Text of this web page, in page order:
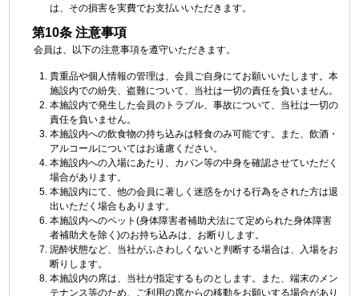
は、その損害を実費でお支払いいただきます。
第10条 注意事項
会員は、以下の注意事項を遵守いただきます。
貴重品や個人情報の管理は、会員ご自身にてお願いいたします。本
施設内での紛失、盗難について、当社は一切の責任を負いません。
本施設内で発生した会員のトラブル、事故について、当社は一切の
責任を負いません。
本施設内への飲食物の持ち込みは軽食のみ可能です。また、飲酒・
アルコールについてはお遠慮ください。
本施設内への入場にあたり、カバン等の中身を確認させていただく
場合があります。
本施設内にて、他の会員に著しく迷惑をかける行為をされた方は退
出いただく場合もあります。
本施設内へのペット(身体障害者補助犬法にて定められた身体障害
者補助犬を除く)のお持ち込みは、お断りします。
泥酔状態など、当社がふさわしくないと判断する場合は、入場をお
断りします。
本施設内の席は、当社が指定するものとします。また、端末のメン
テナンス等のため、ご利用の席からの移動をお願いする場合があり